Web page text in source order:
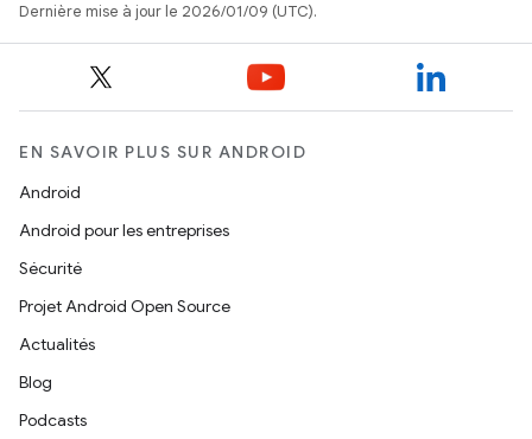
Dernière mise à jour le 2026/01/09 (UTC).
EN SAVOIR PLUS SUR ANDROID
Android
Android pour les entreprises
Sécurité
Projet Android Open Source
Actualités
Blog
Podcasts